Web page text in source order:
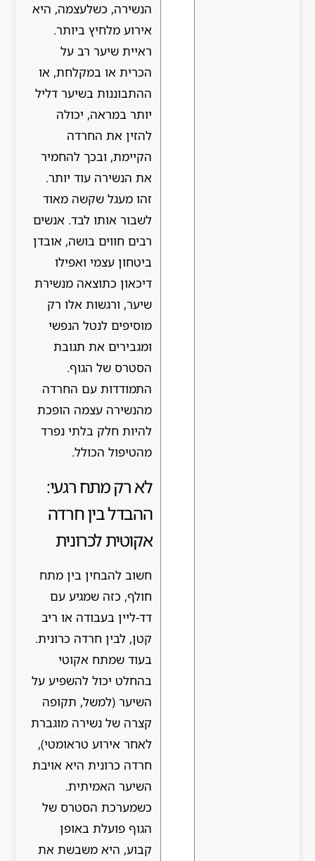
הנשירה, כשלעצמה, היא
אירוע מלחיץ ביותר.
ראיית שיער רב על
הכרית או במקלחת, או
ההתבוננות בשיער דליל
יותר במראה, יכולה
להזין את החרדה
הקיימת, ובכך להחמיר
את הנשירה עוד יותר.
זהו מעגל שקשה מאוד
לשבור אותו לבד. אנשים
רבים חווים בושה, אובדן
ביטחון עצמי ואפילו
דיכאון כתוצאה מנשירת
שיער, ורגשות אלו רק
מוסיפים לנטל הנפשי
ומגבירים את תגובת
הסטרס של הגוף.
התמודדות עם החרדה
מהנשירה עצמה הופכת
להיות חלק בלתי נפרד
מהטיפול הכולל.
לא רק מתח רגעי:
ההבדל בין חרדה
אקוטית לכרונית
חשוב להבחין בין מתח
חולף, כזה שמגיע עם
דד-ליין בעבודה או ריב
קטן, לבין חרדה כרונית.
בעוד שמתח אקוטי
בהחלט יכול להשפיע על
השיער (למשל, תקופה
קצרה של נשירה מוגברת
לאחר אירוע טראומטי),
חרדה כרונית היא אויבת
השיער האמיתית.
כשמערכת הסטרס של
הגוף פועלת באופן
קבוע, היא משבשת את